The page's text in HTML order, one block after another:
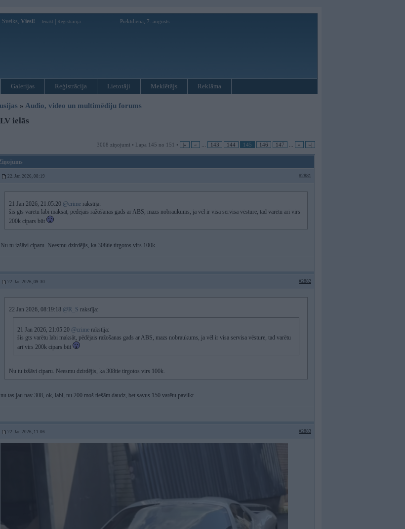
Sveiks, Viesi! Ienākt Reģistrācija Piektdiena, 7. augusts
Galerijas Reģistrācija Lietotāji Meklētājs Reklāma
» Audio, video un multimēdiju forums
ielās
3008 ziņojumi • Lapa 145 no 151 • |« « 143 144 145 146 147 » »|
22. Jan 2026, 08:19 #2881
21 Jan 2026, 21:05:20 @crime rakstīja:
šis gts varētu labi maksāt, pēdējais ražošanas gads ar ABS, mazs nobraukums, ja vēl ir visa servisa vēsture, tad varētu arī virs
200k cipars būt
Nu tu izšāvi ciparu. Neesmu dzirdējis, ka 308tie tirgotos virs 100k.
22. Jan 2026, 09:30 #2882
22 Jan 2026, 08:19:18 @R_S rakstīja:
21 Jan 2026, 21:05:20 @crime rakstīja:
šis gts varētu labi maksāt, pēdējais ražošanas gads ar ABS, mazs nobraukums, ja vēl ir visa servisa vēsture, tad varētu
arī virs 200k cipars būt
Nu tu izšāvi ciparu. Neesmu dzirdējis, ka 308tie tirgotos virs 100k.
nu tas jau nav 308, ok, labi, nu 200 moš tiešām daudz, bet savus 150 varētu pavilkt.
22. Jan 2026, 11:06 #2883